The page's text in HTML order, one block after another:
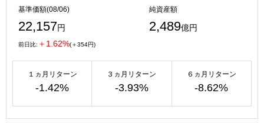
基準価額(08/06)
22,157円
純資産額
2,489億円
前日比: ＋1.62%(＋354円)
１ヵ月リターン
-1.42%
３ヵ月リターン
-3.93%
６ヵ月リターン
-8.62%